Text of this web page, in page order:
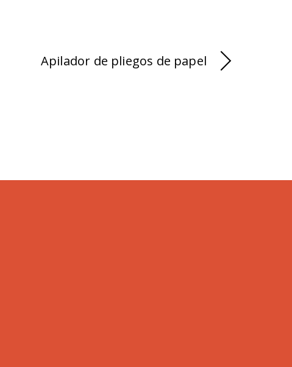
Apilador de pliegos de papel